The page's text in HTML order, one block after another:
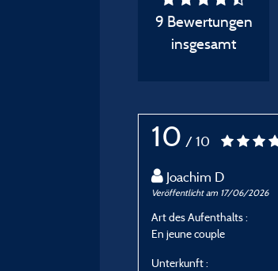
9 Bewertungen
insgesamt
10 / 10
Joachim D
Veröffentlicht am 17/06/2026
Art des Aufenthalts :
En jeune couple
Unterkunft :